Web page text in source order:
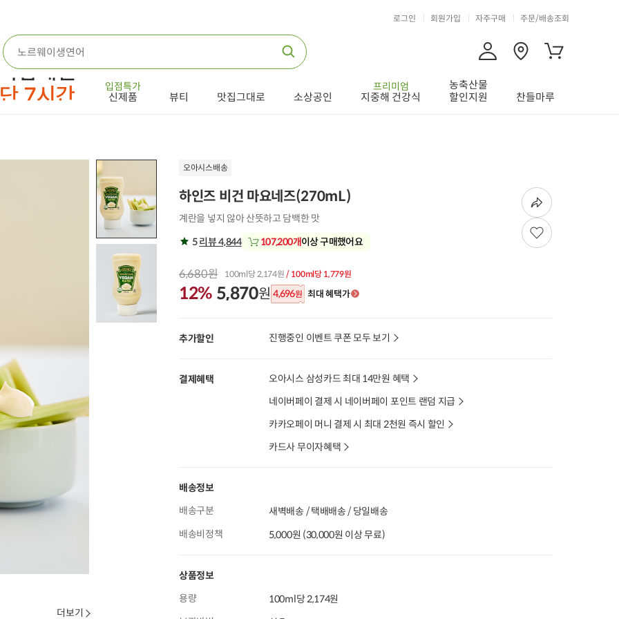
로그인 회원가입 자주구매 주문/배송조회
입점특가
신제품 뷰티 맛집그대로 소상공인
프리미엄
지중해 건강식
농축산물
할인지원
찬들마루
더보기
오아시스배송
하인즈 비건 마요네즈(270mL)
계란을 넣지 않아 산뜻하고 담백한 맛
5리뷰 4,844 107,200개이상 구매했어요
6,680원 100ml당 2,174원 / 100ml당 1,779원
12% 5,870원 4,696원 최대 혜택가
추가할인 진행중인 이벤트 쿠폰 모두 보기
결제혜택
오아시스 삼성카드 최대 14만원 혜택
네이버페이 결제 시 네이버페이 포인트 랜덤 지급
카카오페이 머니 결제 시 최대 2천원 즉시 할인
카드사 무이자혜택
배송정보
배송구분
새벽배송 / 택배배송 / 당일배송
배송비정책
5,000원 (30,000원 이상 무료)
상품정보
용량
100ml당 2,174원